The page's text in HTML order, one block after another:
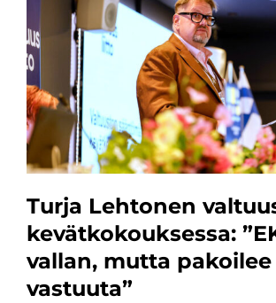
Turja Lehtonen
kevätkokouksessa:
vallan, mutta pakoilee
vastuuta”